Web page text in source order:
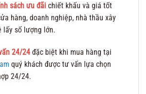
sách ưu đãi chiết khấu và giá tốt
hàng, doanh nghiệp, nhà thầu xây
lấy số lượng lớn.
24/24 đặc biệt khi mua hàng tại
quý khách được tư vấn lựa chọn
24/24.